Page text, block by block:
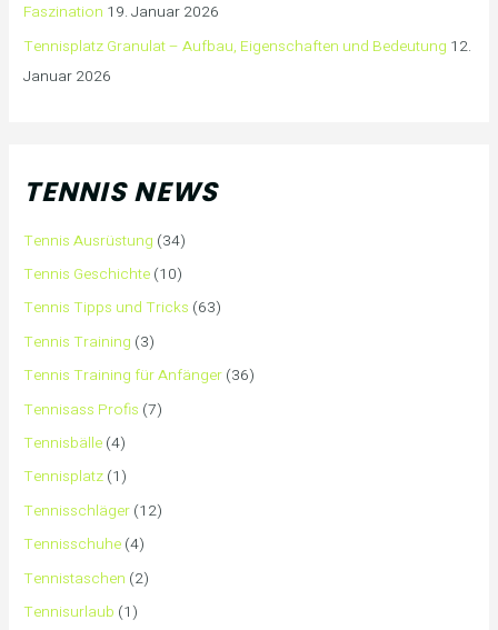
Faszination 19. Januar 2026
Tennisplatz Granulat – Aufbau, Eigenschaften und Bedeutung 12.
Januar 2026
TENNIS NEWS
Tennis Ausrüstung (34)
Tennis Geschichte (10)
Tennis Tipps und Tricks (63)
Tennis Training (3)
Tennis Training für Anfänger (36)
Tennisass Profis (7)
Tennisbälle (4)
Tennisplatz (1)
Tennisschläger (12)
Tennisschuhe (4)
Tennistaschen (2)
Tennisurlaub (1)